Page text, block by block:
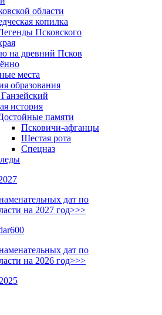
области
копилка
Псковского
на древний Псков
места
образования
история
памяти
Псковичи-афганцы
Шестая рота
Спецназ
дат по
на 2027 год>>>
дат по
на 2026 год>>>